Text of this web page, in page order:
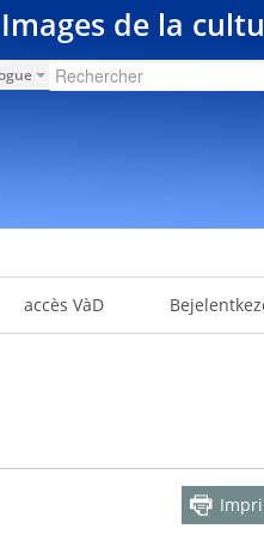
Images de la
accès VàD